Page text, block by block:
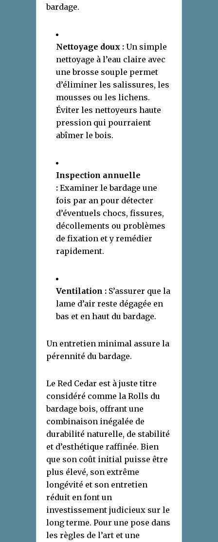
bardage.
Nettoyage doux : Un simple
nettoyage à l’eau claire avec
une brosse souple permet
d’éliminer les salissures, les
mousses ou les lichens.
Éviter les nettoyeurs haute
pression qui pourraient
abîmer le bois.
Inspection annuelle
: Examiner le bardage une
fois par an pour détecter
d’éventuels chocs, fissures,
décollements ou problèmes
de fixation et y remédier
rapidement.
Ventilation : S’assurer que la
lame d’air reste dégagée en
bas et en haut du bardage.
Un entretien minimal assure la
pérennité du bardage.
Le Red Cedar est à juste titre
considéré comme la Rolls du
bardage bois, offrant une
combinaison inégalée de
durabilité naturelle, de stabilité
et d’esthétique raffinée. Bien
que son coût initial puisse être
plus élevé, son extrême
longévité et son entretien
réduit en font un
investissement judicieux sur le
long terme. Pour une pose dans
les règles de l’art et une